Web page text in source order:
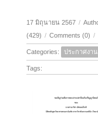
17 มิถุนายน 2567 /
(429) / Comments (0) /
Categories: ประกาศงา
Tags: